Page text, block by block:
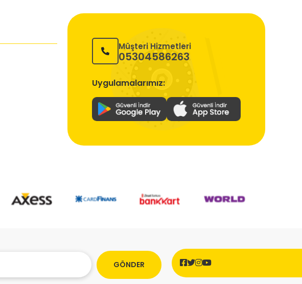
Müşteri Hizmetleri
05304586263
Uygulamalarımız:
GÖNDER